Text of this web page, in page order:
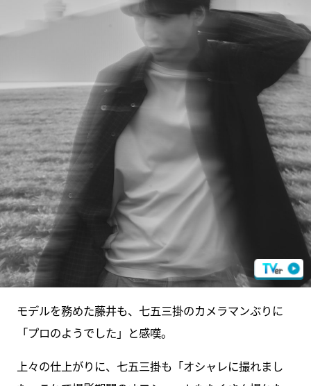
モデルを務めた藤井も、七五三掛のカメラマンぶりに
「プロのようでした」と感嘆。
上々の仕上がりに、七五三掛も「オシャレに撮れまし